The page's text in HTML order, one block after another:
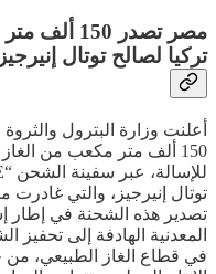
مصر تصدر
تركيا لصالح توتال إنيرجيز
أعلنت وزارة البترول
150 ألف متر مكعب من
توتال إنيرجيز، والتي غادرت
تصدير هذه الشحنة في إطار
المعدنية الهادفة إلى تحفيز
في قطاع الغاز الطبيعي،